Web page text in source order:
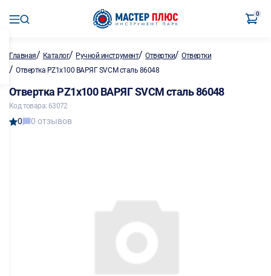
0
Главная/ Каталог/ Ручной инструмент/Отвертки/Отвертки
/ Отвертка PZ1х100 ВАРЯГ SVCM сталь 86048
Отвертка PZ1х100 ВАРЯГ SVCM сталь 86048
Код товара: 63072
0 0 отзывов